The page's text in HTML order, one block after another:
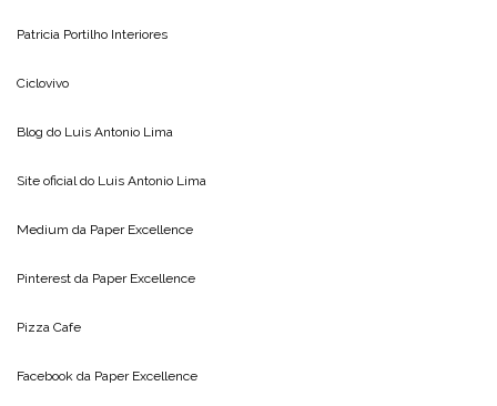
Patricia Portilho Interiores
Ciclovivo
Blog do Luis Antonio Lima
Site oficial do Luis Antonio Lima
Medium da Paper Excellence
Pinterest da Paper Excellence
Pizza Cafe
Facebook da Paper Excellence